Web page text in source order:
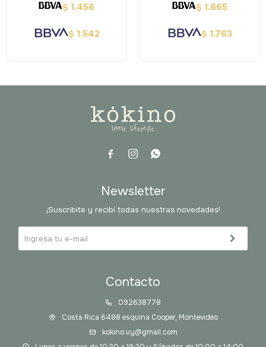
$ 1.456
$ 1.542
$ 1.665
$ 1.763
  
Contacto
092638778
Costa Rica 6488 esquina Cooper, Montevideo
kokino.uy@gmail.com
Newsletter
¡Suscribite y recibí todas nuestras novedades!